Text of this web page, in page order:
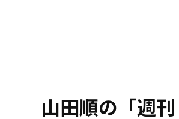
山田順の「週